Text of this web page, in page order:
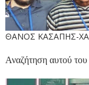
ΘΑΝΟΣ ΚΑΣΑΠΗΣ-
Αναζήτηση αυτού του